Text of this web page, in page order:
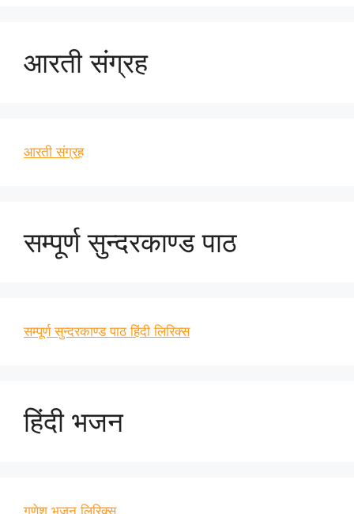
आरती संग्रह
आरती संग्रह
सम्पूर्ण सुन्दरकाण्ड पाठ
सम्पूर्ण सुन्दरकाण्ड पाठ हिंदी लिरिक्स
हिंदी भजन